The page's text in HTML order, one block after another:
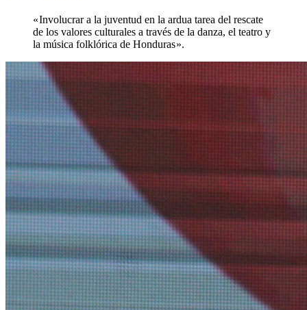
« Involucrar a la juventud en la ardua tarea del rescate
de los valores culturales a través de la danza, el teatro y
la música folklórica de Honduras ».